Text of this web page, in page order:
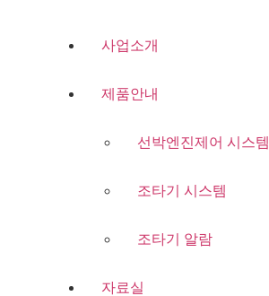
사업소개
제품안내
선박엔진제어 시스템
조타기 시스템
조타기 알람
자료실